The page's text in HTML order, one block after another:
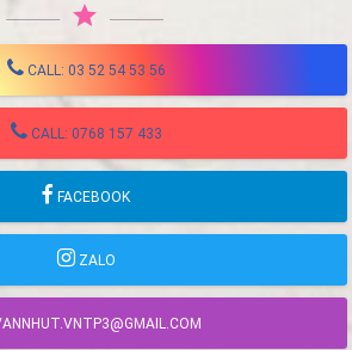
star
CALL: 03 52 54 53 56
CALL: 0768 157 433
FACEBOOK
ZALO